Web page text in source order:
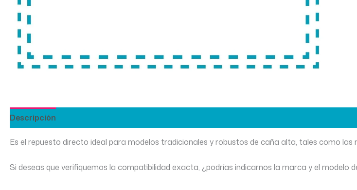
Descripción
Es el repuesto directo ideal para modelos tradicionales y robustos de caña alta, tales como las
Si deseas que verifiquemos la compatibilidad exacta, ¿podrías indicarnos la marca y el modelo